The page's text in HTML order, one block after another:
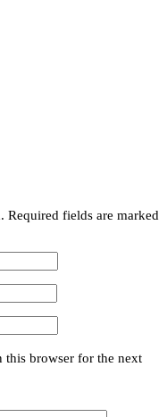
Required fields are marked
this browser for the next